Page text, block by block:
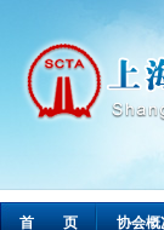
首 页 协会概